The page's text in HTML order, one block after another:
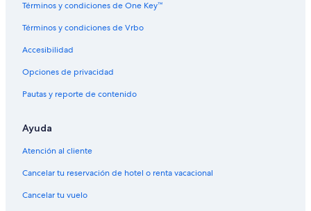
Vuelos de Jacksonville (JAX) a Phoenix (PHX)
Vuelos de Lima (LIM) a Phoenix (PHX)
Vuelos de Los Mochis (LMM) a Phoenix (PHX)
Vuelos de Laredo (LRD) a Phoenix (PHX)
Vuelos de Midland (MAF) a Phoenix (PHX)
Vuelos de Memphis (MEM) a Phoenix (PHX)
Vuelos de Ciudad de México (MEX) a Phoenix (PHX)
Vuelos de McAllen (MFE) a Phoenix (PHX)
Vuelos de Miami (MIA) a Phoenix (PHX)
Términos y condiciones de One Key™
Términos y condiciones de Vrbo
Accesibilidad
Opciones de privacidad
Pautas y reporte de contenido
Ayuda
Atención al cliente
Cancelar tu reservación de hotel o renta vacacional
Cancelar tu vuelo